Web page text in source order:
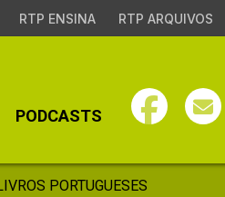
RTP ENSINA RTP ARQUIVOS
PODCASTS
PORTUGUESES